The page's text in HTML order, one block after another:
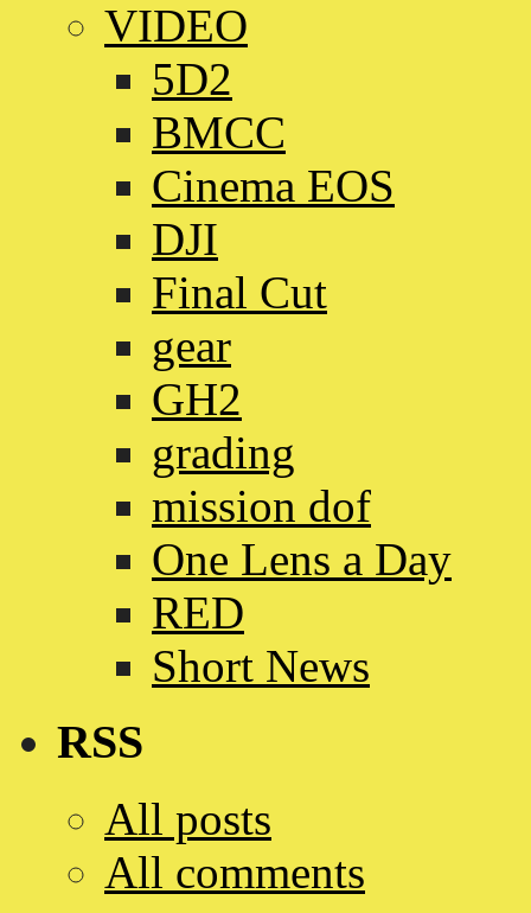
VIDEO
5D2
BMCC
Cinema EOS
DJI
Final Cut
gear
GH2
grading
mission dof
One Lens a Day
RED
Short News
RSS
All posts
All comments